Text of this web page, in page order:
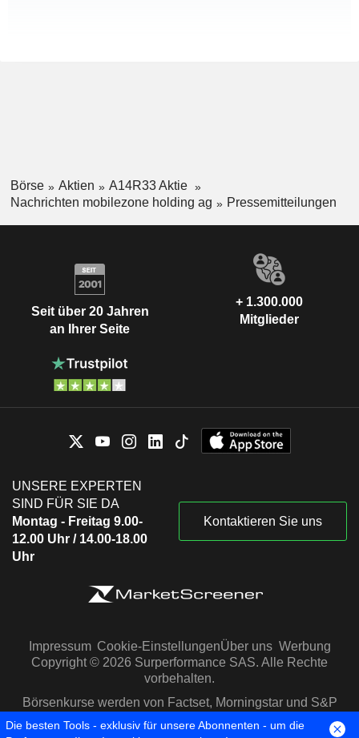
Börse Aktien
A14R33 Aktie
Nachrichten mobilezone holding ag
Pressemitteilungen
Seit über 20 Jahren
an Ihrer Seite
+ 1.300.000
Mitglieder
UNSERE EXPERTEN
SIND FÜR SIE DA
Montag - Freitag 9.00-
12.00 Uhr / 14.00-18.00
Uhr
Kontaktieren Sie uns
Impressum Cookie-EinstellungenÜber uns Werbung
Copyright © 2026 Surperformance SAS. Alle Rechte
vorbehalten.
Börsenkurse werden von Factset, Morningstar und S&P
Capital IQ zur Verfügung gestellt
Die besten Tools - exklusiv für unsere Abonnenten - um die